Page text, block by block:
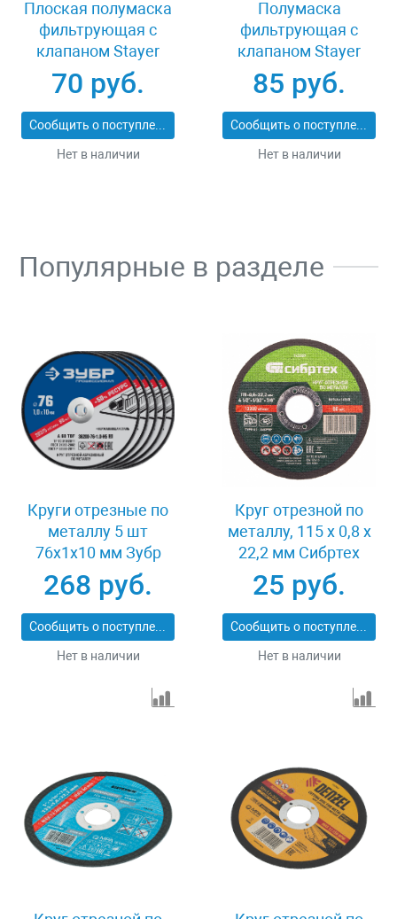
Плоская полумаска
фильтрующая с
клапаном Stayer
11113_z01
70 руб.
Сообщить о поступлении
Нет в наличии
Полумаска
фильтрующая с
клапаном Stayer
MASTER 11116
85 руб.
Сообщить о поступлении
Нет в наличии
Популярные в разделе
Круги отрезные по
металлу 5 шт
76x1x10 мм Зубр
36200-76-1.0-H5_z03
268 руб.
Сообщить о поступлении
Нет в наличии
Круг отрезной по
металлу, 115 х 0,8 х
22,2 мм Сибртех
743307
25 руб.
Сообщить о поступлении
Нет в наличии